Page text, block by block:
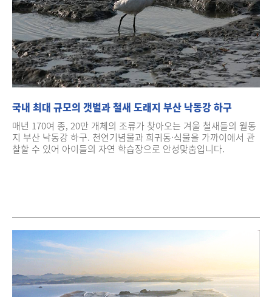
국내 최대 규모의 갯벌과 철새 도래지 부산 낙동강 하구
매년 170여 종, 20만 개체의 조류가 찾아오는 겨울 철새들의 월동
지 부산 낙동강 하구. 천연기념물과 희귀동·식물을 가까이에서 관
찰할 수 있어 아이들의 자연 학습장으로 안성맞춤입니다.